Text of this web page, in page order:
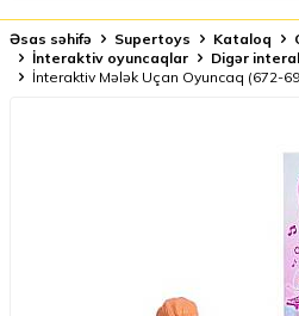
Əsas səhifə Supertoys Kataloq
İnteraktiv oyuncaqlar
Digər
İnteraktiv Mələk Uçan Oyuncaq (672-